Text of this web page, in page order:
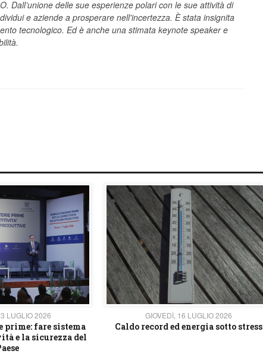
Dall’unione delle sue esperienze polari con le sue attività di
e aziende a prosperare nell'incertezza. È stata insignita
tecnologico. Ed è anche una stimata keynote speaker e
LUGLIO 2026
prime: fare sistema
e la sicurezza del
GIOVEDÌ, 16 LUGLIO 2026
Caldo record ed energia sotto stress